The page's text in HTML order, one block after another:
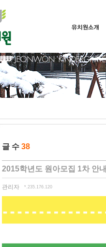
글 수 38
2015학년도 원아모집 1차 안내
관리자 *.235.176.120